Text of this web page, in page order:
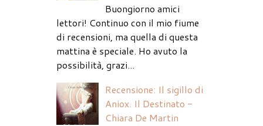
Buongiorno amici
lettori! Continuo con il mio fiume
di recensioni, ma quella di questa
mattina è speciale. Ho avuto la
possibilità, grazi...
Recensione: Il sigillo di
Aniox. Il Destinato -
Chiara De Martin